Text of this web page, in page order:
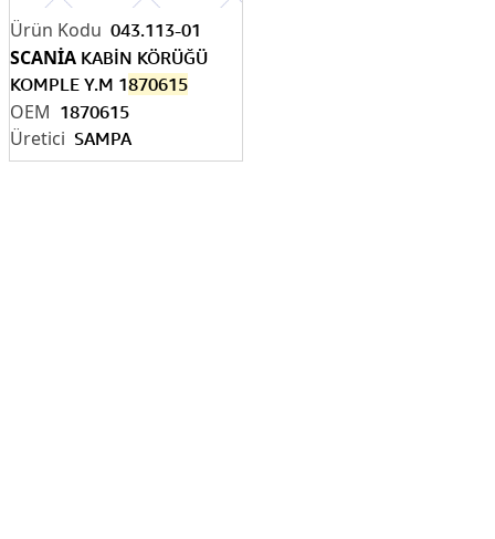
043.113-01
1870615
SCANİA KABİN KÖRÜĞÜ
KOMPLE Y.M 1870615
SAMPA